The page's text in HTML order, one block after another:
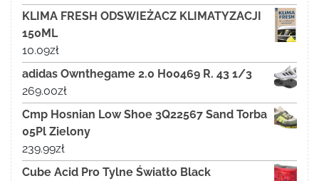
KLIMA FRESH ODSWIEŻACZ KLIMATYZACJI
150ML
10.09zł
adidas Ownthegame 2.0 H00469 R. 43 1/3
269.00zł
Cmp Hosnian Low Shoe 3Q22567 Sand Torba
05Pl Zielony
239.99zł
Cube Acid Pro Tylne Światło Black